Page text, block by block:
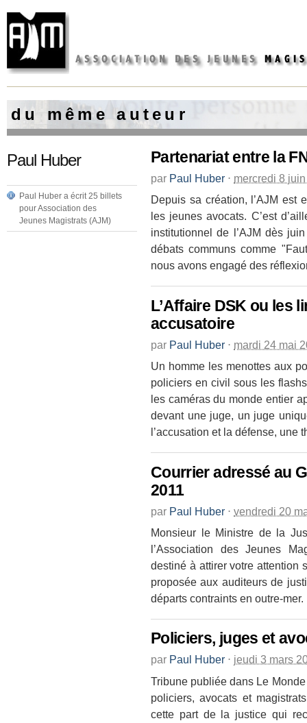
d u m ê m e a u t e u r
Paul Huber
Paul Huber a écrit 25 billets
pour Association des
Jeunes Magistrats (AJM)
Partenariat entre la
par Paul Huber ⋅ mercredi 8
Depuis sa création, l’AJM est
les jeunes avocats. C’est
institutionnel de l’AJM dès
débats communs comme
nous avons engagé des
L’Affaire DSK ou les
accusatoire
par Paul Huber ⋅ mardi 24 mai
Un homme les menottes aux
policiers en civil sous les
les caméras du monde entier
devant une juge, un juge
l’accusation et la défense, une
Courrier adressé au
2011
par Paul Huber ⋅ vendredi 20
Monsieur le Ministre de la
l’Association des Jeunes
destiné à attirer votre attention
proposée aux auditeurs de
départs contraints en outre-
Policiers, juges et
par Paul Huber ⋅ jeudi 3 mars
Tribune publiée dans Le
policiers, avocats et
cette part de la justice qui